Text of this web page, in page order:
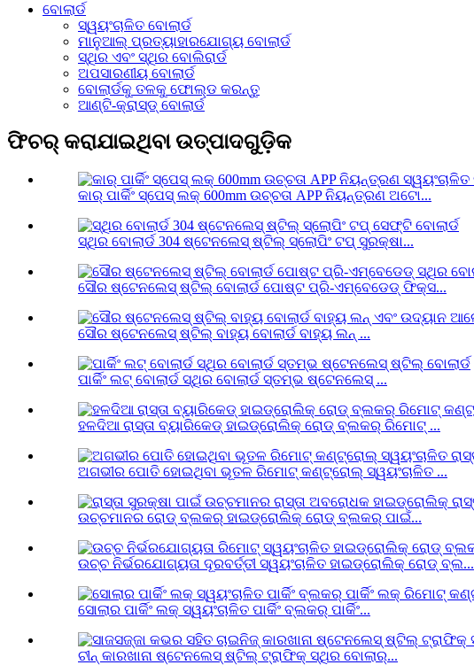
ବୋଲାର୍ଡ
ସ୍ୱୟଂଚାଳିତ ବୋଲାର୍ଡ
ମାନୁଆଲ୍ ପ୍ରତ୍ୟାହାରଯୋଗ୍ୟ ବୋଲାର୍ଡ
ସ୍ଥିର ଏବଂ ସ୍ଥିର ବୋଲିରାର୍ଡ
ଅପସାରଣୀୟ ବୋଲାର୍ଡ
ବୋଲାର୍ଡକୁ ତଳକୁ ଫୋଲ୍ଡ କରନ୍ତୁ
ଆଣ୍ଟି-କ୍ରାସ୍ଡ୍ ବୋଲାର୍ଡ
ଫିଚର୍ କରାଯାଇଥିବା ଉତ୍ପାଦଗୁଡ଼ିକ
କାର୍ ପାର୍କିଂ ସ୍ପେସ୍ ଲକ୍ 600mm ଉଚ୍ଚତା APP ନିୟନ୍ତ୍ରଣ ଅଟୋ...
ସ୍ଥିର ବୋଲାର୍ଡ 304 ଷ୍ଟେନଲେସ୍ ଷ୍ଟିଲ୍ ସ୍ଲୋପିଂ ଟପ୍ ସୁରକ୍ଷା...
ସୌର ଷ୍ଟେନଲେସ୍ ଷ୍ଟିଲ୍ ବୋଲାର୍ଡ ପୋଷ୍ଟ ପ୍ରି-ଏମ୍ବେଡେଡ୍ ଫିକ୍ସ...
ସୌର ଷ୍ଟେନଲେସ୍ ଷ୍ଟିଲ୍ ବାହ୍ୟ ବୋଲାର୍ଡ ବାହ୍ୟ ଲନ୍ ...
ପାର୍କିଂ ଲଟ୍ ବୋଲାର୍ଡ ସ୍ଥିର ବୋଲାର୍ଡ ସ୍ତମ୍ଭ ଷ୍ଟେନଲେସ୍ ...
ହଳଦିଆ ରାସ୍ତା ବ୍ୟାରିକେଡ୍ ହାଇଡ୍ରୋଲିକ୍ ରୋଡ୍ ବ୍ଲକର୍ ରିମୋଟ୍ ...
ଅଗଭୀର ପୋତି ହୋଇଥିବା ଭୂତଳ ରିମୋଟ୍ କଣ୍ଟ୍ରୋଲ୍ ସ୍ୱୟଂଚାଳିତ ...
ଉଚ୍ଚମାନର ରୋଡ୍ ବ୍ଲକର୍ ହାଇଡ୍ରୋଲିକ୍ ରୋଡ୍ ବ୍ଲକର୍ ପାଇଁ...
ଉଚ୍ଚ ନିର୍ଭରଯୋଗ୍ୟତା ଦୂରବର୍ତ୍ତୀ ସ୍ୱୟଂଚାଳିତ ହାଇଡ୍ରୋଲିକ୍ ରୋଡ୍ ବ୍ଲ...
ସୋଲାର ପାର୍କିଂ ଲକ୍ ସ୍ୱୟଂଚାଳିତ ପାର୍କିଂ ବ୍ଲକର୍ ପାର୍କିଂ...
ଚୀନ୍ କାରଖାନା ଷ୍ଟେନଲେସ୍ ଷ୍ଟିଲ୍ ଟ୍ରାଫିକ୍ ସ୍ଥିର ବୋଲାର୍...